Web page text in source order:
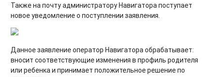
Также на почту администратору Навигатора поступает
новое уведомление о поступлении заявления.
Данное заявление оператор Навигатора обрабатывает:
вносит соответствующие изменения в профиль родителя
или ребенка и принимает положительное решение по